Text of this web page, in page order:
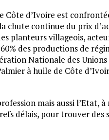
d’Ivoire est
chute continue du prix
planteurs villageois,
des productions de
Nationale des
à huile de Côte
mais aussi l’Etat,
délais, pour trouver des